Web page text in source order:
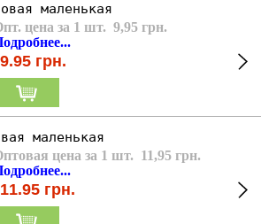
маленькая
цена за 1 шт. 9,95 грн.
9.95 грн.
маленькая
цена за 1 шт. 11,95 грн.
11.95 грн.